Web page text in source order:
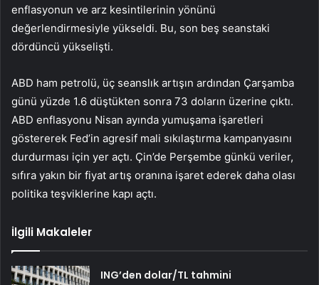
enflasyonun ve arz kesintilerinin yönünü
değerlendirmesiyle yükseldi. Bu, son beş seanstaki
dördüncü yükselişti.
ABD ham petrolü, üç seanslık artışın ardından Çarşamba
günü yüzde 1.6 düştükten sonra 73 doların üzerine çıktı.
ABD enflasyonu Nisan ayında yumuşama işaretleri
göstererek Fed’in agresif mali sıkılaştırma kampanyasını
durdurması için yer açtı. Çin’de Perşembe günkü veriler,
sıfıra yakın bir fiyat artış oranına işaret ederek daha olası
politika teşviklerine kapı açtı.
İlgili Makaleler
ING’den dolar/TL tahmini